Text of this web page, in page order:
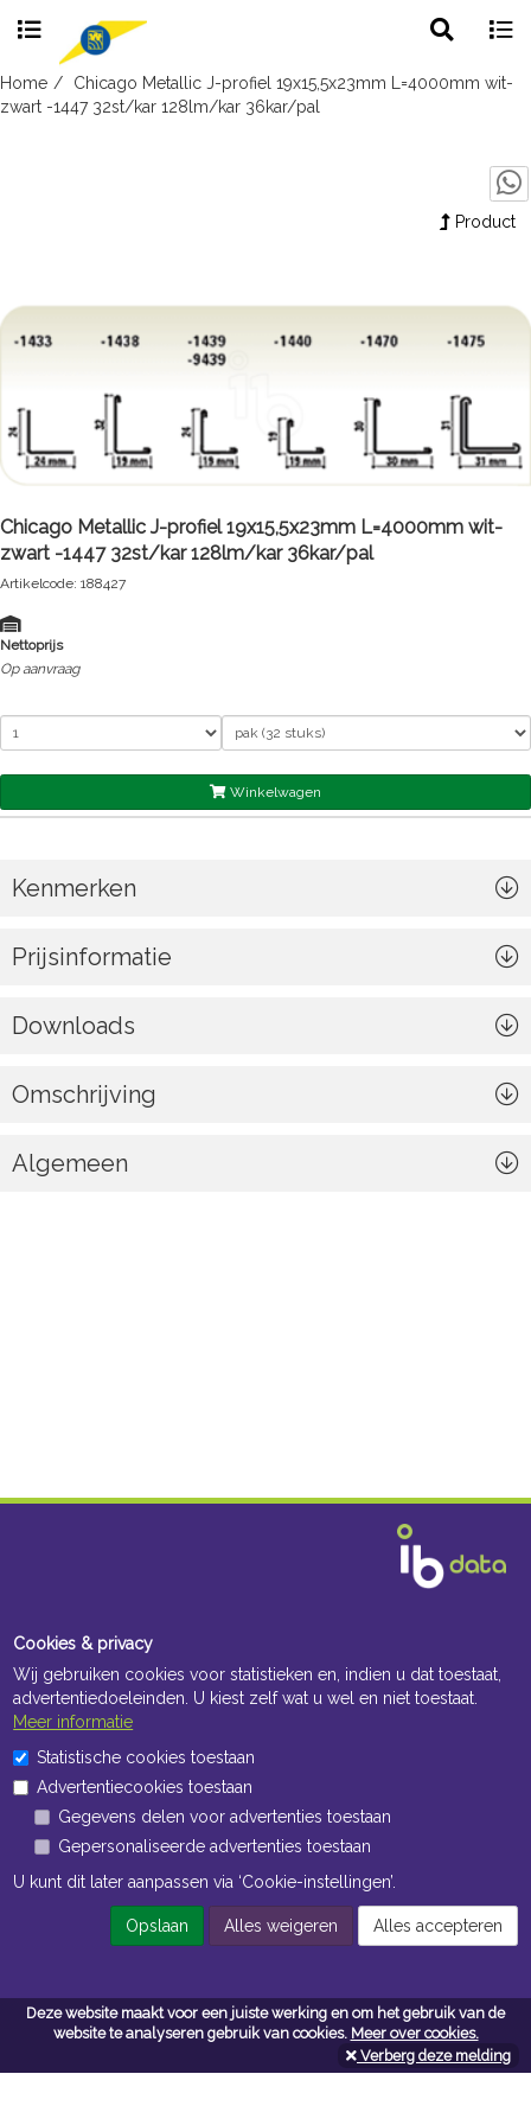
Deze website maakt voor een juiste werking en om het gebruik van de
website te analyseren gebruik van cookies. Meer over cookies.
Verberg deze melding
Skip
to
search
Home
Chicago Metallic J-profiel 19x15,5x23mm L=4000mm wit-
zwart -1447 32st/kar 128lm/kar 36kar/pal
Product
Chicago Metallic J-profiel 19x15,5x23mm L=4000mm wit-
zwart -1447 32st/kar 128lm/kar 36kar/pal
Artikelcode: 188427
Nettoprijs
Op aanvraag
Winkelwagen
Kenmerken
Prijsinformatie
Downloads
Omschrijving
Algemeen
Openingstijden Kantoor
Openingstijden Magazijn
Navigatie
Algemene voorwaarden
Privacy
Cookies & privacy
Wij gebruiken cookies voor statistieken en, indien u dat toestaat,
advertentiedoeleinden. U kiest zelf wat u wel en niet toestaat.
Meer informatie
Statistische cookies toestaan
Advertentiecookies toestaan
Gegevens delen voor advertenties toestaan
Gepersonaliseerde advertenties toestaan
U kunt dit later aanpassen via ‘Cookie-instellingen’.
Opslaan Alles weigeren Alles accepteren